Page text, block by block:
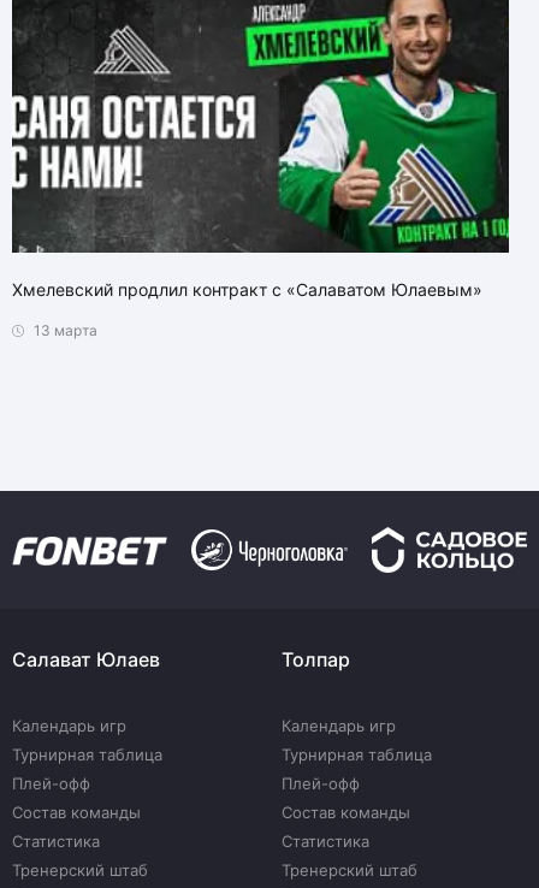
Хмелевский продлил контракт с «Салаватом Юлаевым»
13 марта
Салават Юлаев
Календарь игр
Турнирная таблица
Плей-офф
Состав команды
Статистика
Тренерский штаб
Толпар
Календарь игр
Турнирная таблица
Плей-офф
Состав команды
Статистика
Тренерский штаб